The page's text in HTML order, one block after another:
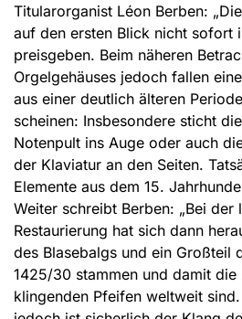
Titularorganist Léon Berben:
auf den ersten Blick nicht sofort
preisgeben. Beim näheren
Orgelgehäuses jedoch fallen
aus einer deutlich älteren
scheinen: Insbesondere sticht
Notenpult ins Auge oder auch
der Klaviatur an den Seiten.
Elemente aus dem 15.
Weiter schreibt Berben: „Bei
Restaurierung hat sich dann
des Blasebalgs und ein Großteil
1425/30 stammen und damit
klingenden Pfeifen weltweit